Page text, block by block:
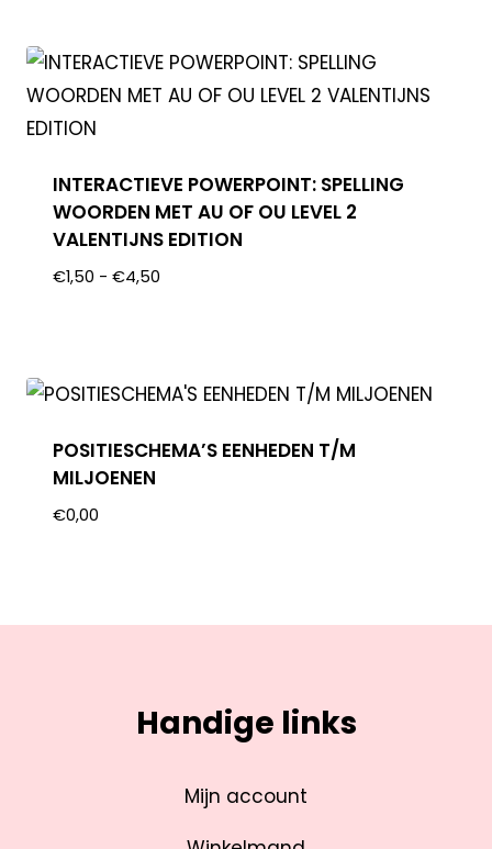
INTERACTIEVE POWERPOINT: SPELLING
WOORDEN MET AU OF OU LEVEL 2
VALENTIJNS EDITION
€1,50 - €4,50
POSITIESCHEMA’S EENHEDEN T/M
MILJOENEN
€0,00
Handige links
Mijn account